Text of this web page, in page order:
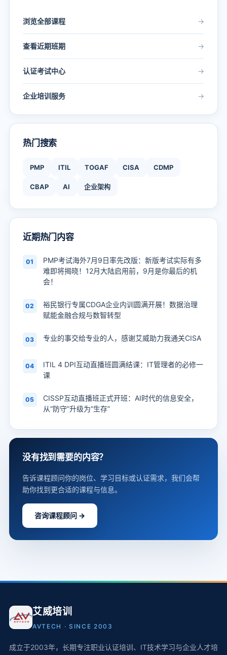
浏览全部课程 →
查看近期班期 →
认证考试中心 →
企业培训服务 →
热门搜索
PMP ITIL TOGAF CISA CDMP
CBAP AI 企业架构
近期热门内容
01
PMP考试海外7月9日率先改版：新版考试实际有多
难即将揭晓！12月大陆启用前，9月是你最后的机
会！
02
裕民银行专属CDGA企业内训圆满开展！数据治理
赋能金融合规与数智转型
03 专业的事交给专业的人，感谢艾威助力我通关CISA
04
ITIL 4 DPI互动直播班圆满结课：IT管理者的必修一
课
05
CISSP互动直播班正式开班：AI时代的信息安全，
从“防守”升级为“生存”
没有找到需要的内容？
告诉课程顾问你的岗位、学习目标或认证需求，我们会帮
助你找到更合适的课程与信息。
咨询课程顾问 →
艾威培训
AVTECH · SINCE 2003
成立于2003年，长期专注职业认证培训、IT技术学习与企业人才培